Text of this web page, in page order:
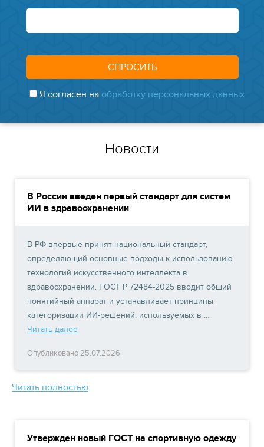
Я согласен на обработку персональных данных
Новости
В России введен первый стандарт для систем
ИИ в здравоохранении
В РФ впервые принят национальный стандарт,
определяющий основные подходы к использованию
технологий искусственного интеллекта в
здравоохранении. ГОСТ Р 72484-2025 вводит общий
понятийный аппарат и устанавливает принципы
категоризации ИИ-решений, используемых в …
Читать далее
Опубликовано 25.07.2026
Читать полностью
Утвержден новый ГОСТ на спортивную одежду